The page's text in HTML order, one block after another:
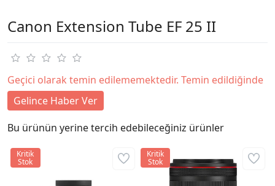
Canon Extension Tube EF 25 II
Geçici olarak temin edilememektedir. Temin edildiğinde
Gelince Haber Ver
Bu ürünün yerine tercih edebileceğiniz ürünler
Kritik
Stok
Kritik
Stok